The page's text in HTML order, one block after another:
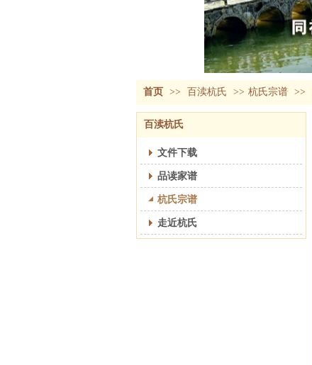
首页 >> 百渎杭氏 >> 杭氏宗谱 >>
百渎杭氏
文件下载
品读家谱
杭氏宗谱
走近杭氏